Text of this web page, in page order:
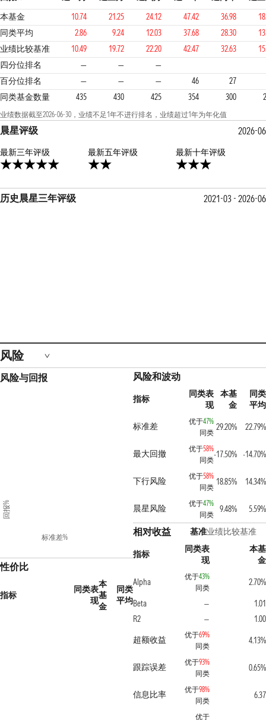
本基金
10.74 21.25 24.12 47.42 36.98
同类平均
2.86 9.24 12.03 37.68 28.30
业绩比较基准
10.49 19.72 22.20 42.47 32.63
四分位排名
— — —
2 2 1
百分位排名 — — — 46
27
同类基金数量
435 430 425 354 300
业绩数据截至2026-06-30，业绩不足1年不进行排名，业绩超过1年为年化值
晨星评级 2026-06
最新三年评级 最新五年评级 最新十年评级
历史晨星三年评级 2021-03 - 2026-06
风险
风险与回报
标准差%
回报%
性价比
指标
同类表
现
本
基
金
同类
平均
风险和波动
指标
同类表
现
本基
金
同类
平均
标准差
优于47%
同类
29.20% 22.79%
最大回撤 优于58%
同类
-17.50% -14.70%
下行风险 优于58%
同类
18.85% 14.34%
晨星风险 优于47%
同类
9.48% 5.59%
相对收益 基准业绩比较基准
指标
同类表
现
本基
金
Alpha
优于43%
同类
2.70%
Beta
—
1.01
R2
—
1.00
超额收益
优于69%
同类
4.13%
跟踪误差 优于93%
同类
0.65%
信息比率 优于98%
同类
6.37
优于